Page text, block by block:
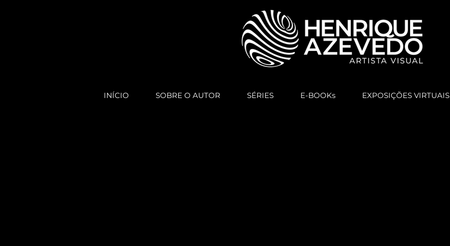
INÍCIO SOBRE O AUTOR SÉRIES E-BOOKs EXPOSIÇÕES VIRTUAIS